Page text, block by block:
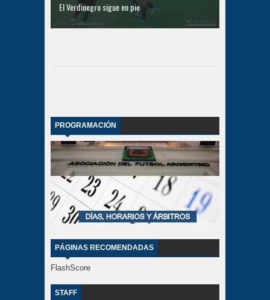
El Verdinegro sigue en pie
PROGRAMACIÓN
PÁGINAS RECOMENDADAS
FlashScore
STAFF